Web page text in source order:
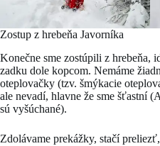
Zostup z hrebeňa Javorníka
Konečne sme zostúpili z hrebeňa,
zadku dole kopcom. Nemáme
oteplovačky (tzv. šmýkacie
ale nevadí, hlavne že sme šťastní
sú vyšúchané).
Zdolávame prekážky, stačí